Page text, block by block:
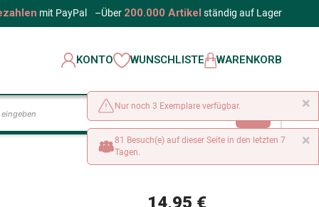
mit PayPal –Über 200.000 Artikel ständig auf Lager
KONTO WUNSCHLISTE WARENKORB
14,95 €
×
Nur noch 3 Exemplare verfügbar.
×
81 Besuch(e) auf dieser Seite in den letzten 7
Tagen.